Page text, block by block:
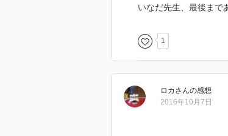
いなだ先生、最後まで
1
ロカ さんの感想
2016年10月7日